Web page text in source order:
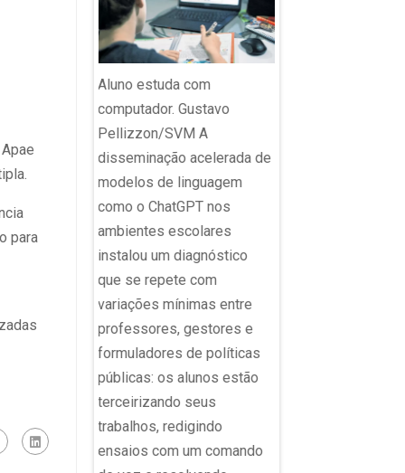
para
de uma
RBS O
da
(Ideb)
pelo
de
Aluno estuda com
computador. Gustavo
Pellizzon/SVM A
disseminação acelerada de
modelos de linguagem
como o ChatGPT nos
ambientes escolares
instalou um diagnóstico
que se repete com
variações mínimas entre
professores, gestores e
formuladores de políticas
públicas: os alunos estão
terceirizando seus
trabalhos, redigindo
ensaios com um comando